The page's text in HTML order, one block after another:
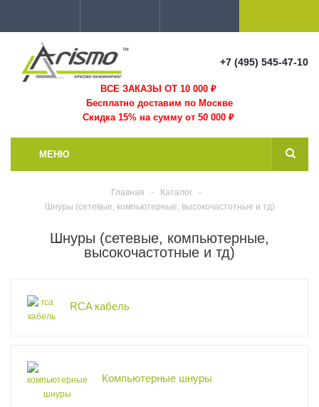
+7 (495) 545-47-10
ВСЕ ЗАКАЗЫ ОТ 10 000₽
Бесплатно доставим по Москве
Скидка 15% на сумму от 50 000 ₽
МЕНЮ
Главная - Каталог
-
Шнуры (сетевые, компьютерные, высокочастотные и тд)
Шнуры (сетевые, компьютерные,
высокочастотные и тд)
RCA кабель
Компьютерные шнуры